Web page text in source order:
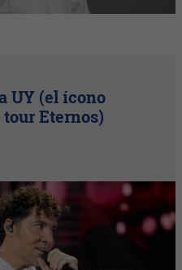
UY (el ícono
Eternos)